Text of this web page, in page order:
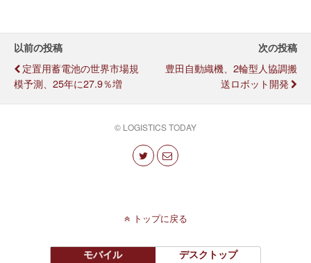
以前の投稿
定置用蓄電池の世界市場規
模予測、25年に27.9％増
次の投稿
豊田自動織機、2輪型人協調搬
送ロボット開発
© LOGISTICS TODAY
トップに戻る
モバイル デスクトップ